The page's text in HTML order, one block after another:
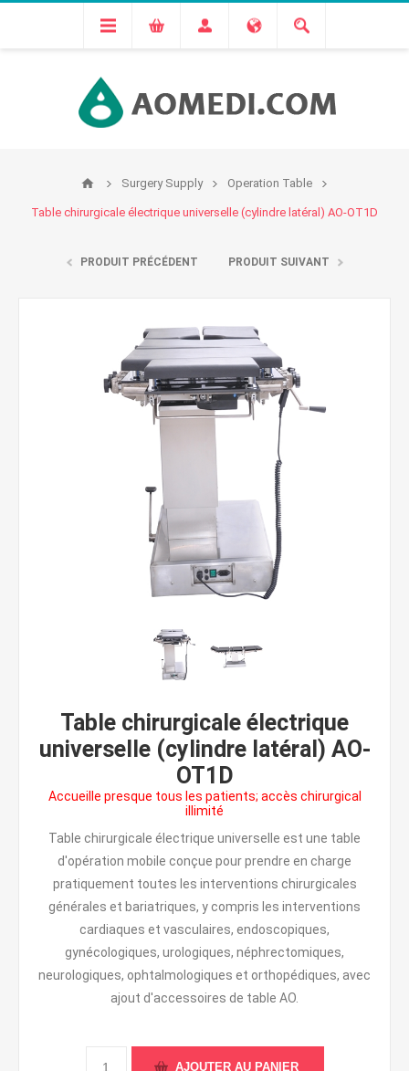
Surgery Supply Operation Table
Table chirurgicale électrique universelle (cylindre latéral) AO-OT1D
PRODUIT PRÉCÉDENT PRODUIT SUIVANT
Table chirurgicale électrique
universelle (cylindre latéral) AO-
OT1D
Accueille presque tous les patients; accès chirurgical
illimité
Table chirurgicale électrique universelle est une table
d'opération mobile conçue pour prendre en charge
pratiquement toutes les interventions chirurgicales
générales et bariatriques, y compris les interventions
cardiaques et vasculaires, endoscopiques,
gynécologiques, urologiques, néphrectomiques,
neurologiques, ophtalmologiques et orthopédiques, avec
ajout d'accessoires de table AO.